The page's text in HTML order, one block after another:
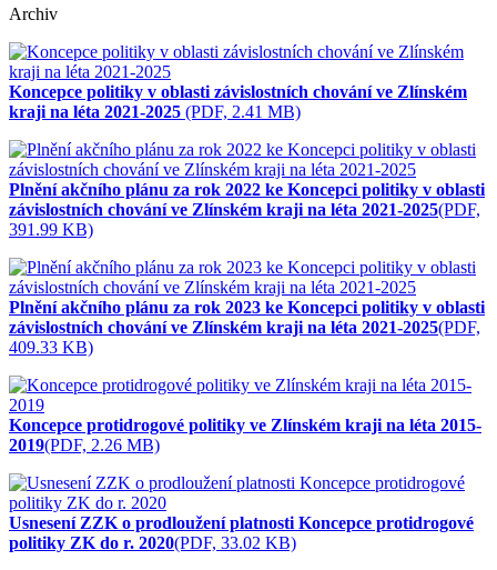
Archiv
Koncepce politiky v oblasti závislostních chování ve Zlínském
kraji na léta 2021-2025 (PDF, 2.41 MB)
Plnění akčního plánu za rok 2022 ke Koncepci politiky v oblasti
závislostních chování ve Zlínském kraji na léta 2021-2025(PDF,
391.99 KB)
Plnění akčního plánu za rok 2023 ke Koncepci politiky v oblasti
závislostních chování ve Zlínském kraji na léta 2021-2025(PDF,
409.33 KB)
Koncepce protidrogové politiky ve Zlínském kraji na léta 2015-
2019(PDF, 2.26 MB)
Usnesení ZZK o prodloužení platnosti Koncepce protidrogové
politiky ZK do r. 2020(PDF, 33.02 KB)